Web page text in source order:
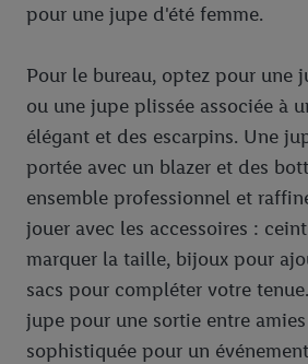
pour une jupe d'été femme.
Pour le bureau, optez pour une
ou une jupe plissée associée à
élégant et des escarpins. Une
portée avec un blazer et des
ensemble professionnel et
jouer avec les accessoires :
marquer la taille, bijoux pour
sacs pour compléter votre
jupe pour une sortie entre
sophistiquée pour un